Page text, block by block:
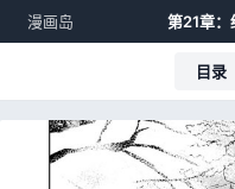
漫画岛
目录